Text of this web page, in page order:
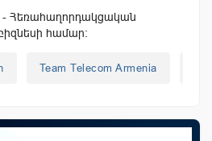
- Հեռահաղորդակցական
համար:
Team Telecom Armenia